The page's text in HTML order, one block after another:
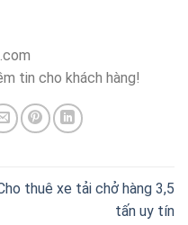
tin cho khách hàng!
thuê xe tải chở hàng 3,5
tấn uy tín